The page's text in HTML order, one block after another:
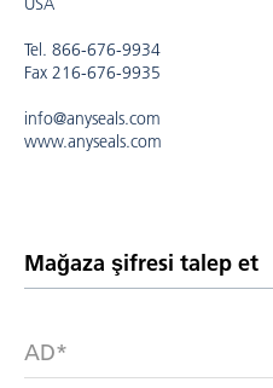
Tel. 866-676-9934
Fax 216-676-9935
info@anyseals.com
www.anyseals.com
AD*